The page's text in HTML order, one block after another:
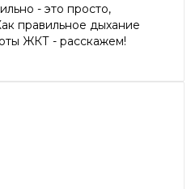
- это просто,
правильное дыхание
ЖКТ - расскажем!